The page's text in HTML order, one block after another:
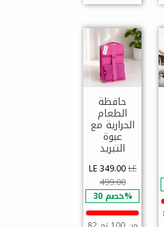
حافظة
الطعام
الحرارية مع
عبوة
التبريد
LE 349.00LE
499.00
خصم 30%